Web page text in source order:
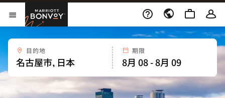
Skip to Content
メニューを開く
Marriott Bonvoy
目的地 期限